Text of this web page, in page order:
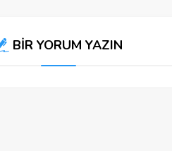
BİR YORUM YAZIN